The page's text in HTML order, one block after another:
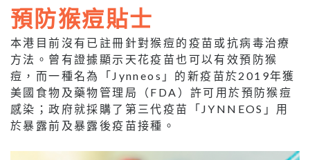
預防猴痘貼士
本港目前沒有已註冊針對猴痘的疫苗或抗病毒治療
方法。曾有證據顯示天花疫苗也可以有效預防猴
痘，而一種名為「Jynneos」的新疫苗於2019年獲
美國食物及藥物管理局（FDA）許可用於預防猴痘
感染；政府就採購了第三代疫苗「JYNNEOS」用
於暴露前及暴露後疫苗接種。